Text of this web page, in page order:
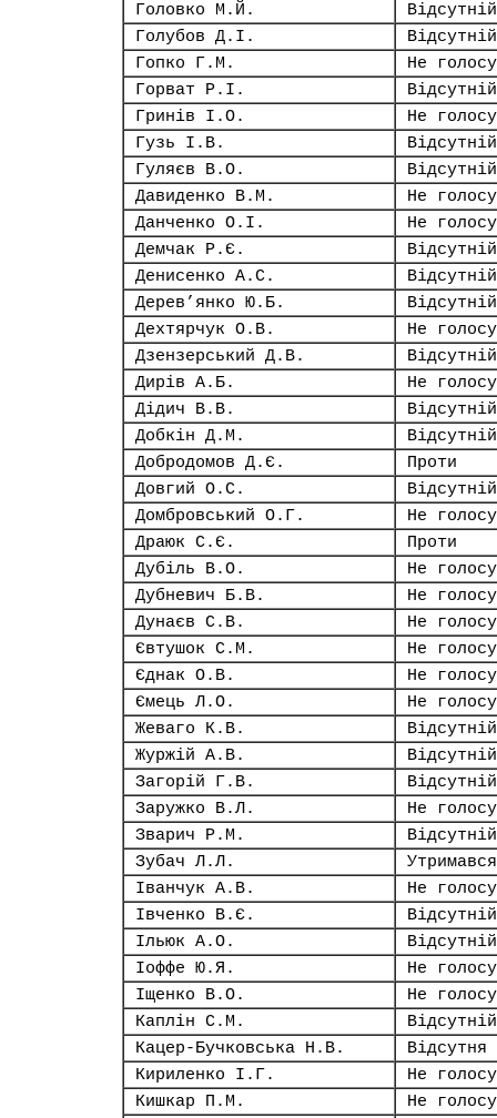
Головко М.Й.
Відсутній
Голубов Д.І.
Відсутній
Гопко Г.М.
Не
Горват Р.І.
Відсутній
Гринів І.О.
Не
Гузь І.В.
Відсутній
Гуляєв В.О.
Відсутній
Давиденко В.М.
Не
Данченко О.І.
Не
Демчак Р.Є.
Відсутній
Денисенко А.С.
Відсутній
Дерев’янко Ю.Б.
Відсутній
Дехтярчук О.В.
Не
Дзензерський Д.В.
Відсутній
Дирів А.Б.
Не
Дідич В.В.
Відсутній
Добкін Д.М.
Відсутній
Добродомов Д.Є.
Проти
Довгий О.С.
Відсутній
Домбровський О.Г.
Не
Драюк С.Є.
Проти
Дубіль В.О.
Не
Дубневич Б.В.
Не
Дунаєв С.В.
Не
Євтушок С.М.
Не
Єднак О.В.
Не
Ємець Л.О.
Не
Жеваго К.В.
Відсутній
Журжій А.В.
Відсутній
Загорій Г.В.
Відсутній
Заружко В.Л.
Не
Зварич Р.М.
Відсутній
Зубач Л.Л.
Утримався
Іванчук А.В.
Не
Івченко В.Є.
Відсутній
Ільюк А.О.
Відсутній
Іоффе Ю.Я.
Не
Іщенко В.О.
Не
Каплін С.М.
Відсутній
Кацер-Бучковська Н.В.
Відсутня
Кириленко І.Г.
Не
Кишкар П.М.
Не